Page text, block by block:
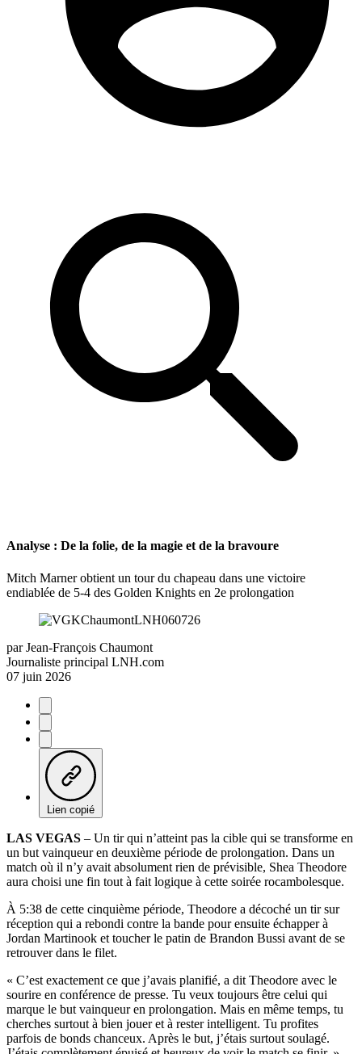
Analyse : De la folie, de la magie et de la bravoure
Mitch Marner obtient un tour du chapeau dans une victoire
endiablée de 5-4 des Golden Knights en 2e prolongation
par Jean-François Chaumont
Journaliste principal LNH.com
07 juin 2026
Lien copié
LAS VEGAS – Un tir qui n’atteint pas la cible qui se transforme en
un but vainqueur en deuxième période de prolongation. Dans un
match où il n’y avait absolument rien de prévisible, Shea Theodore
aura choisi une fin tout à fait logique à cette soirée rocambolesque.
À 5:38 de cette cinquième période, Theodore a décoché un tir sur
réception qui a rebondi contre la bande pour ensuite échapper à
Jordan Martinook et toucher le patin de Brandon Bussi avant de se
retrouver dans le filet.
« C’est exactement ce que j’avais planifié, a dit Theodore avec le
sourire en conférence de presse. Tu veux toujours être celui qui
marque le but vainqueur en prolongation. Mais en même temps, tu
cherches surtout à bien jouer et à rester intelligent. Tu profites
parfois de bonds chanceux. Après le but, j’étais surtout soulagé.